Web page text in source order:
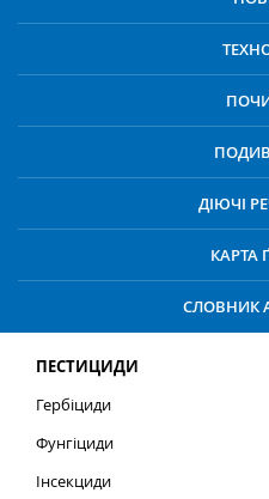
ДІЮЧІ
КАРТА
СЛОВНИК
ПЕСТИЦИДИ
Гербіциди
Фунгіциди
Інсекциди